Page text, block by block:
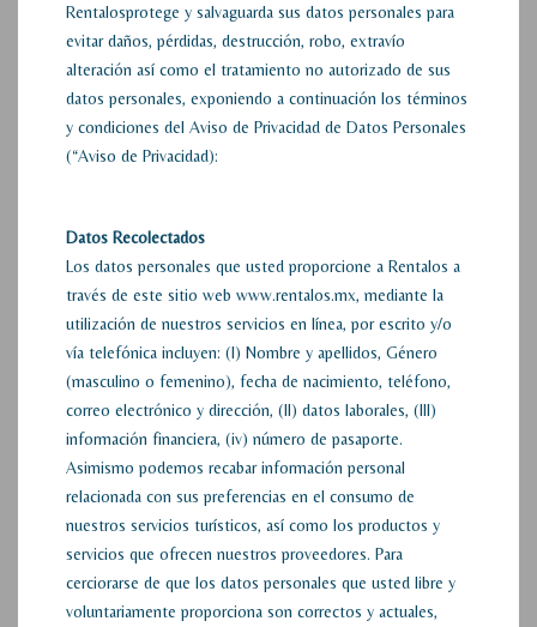
Rentalosprotege y salvaguarda sus datos personales para
evitar daños, pérdidas, destrucción, robo, extravío
alteración así como el tratamiento no autorizado de sus
datos personales, exponiendo a continuación los términos
y condiciones del Aviso de Privacidad de Datos Personales
(“Aviso de Privacidad):
Datos Recolectados
Los datos personales que usted proporcione a Rentalos a
través de este sitio web www.rentalos.mx, mediante la
utilización de nuestros servicios en línea, por escrito y/o
vía telefónica incluyen: (I) Nombre y apellidos, Género
(masculino o femenino), fecha de nacimiento, teléfono,
correo electrónico y dirección, (II) datos laborales, (III)
información financiera, (iv) número de pasaporte.
Asimismo podemos recabar información personal
relacionada con sus preferencias en el consumo de
nuestros servicios turísticos, así como los productos y
servicios que ofrecen nuestros proveedores. Para
cerciorarse de que los datos personales que usted libre y
voluntariamente proporciona son correctos y actuales,